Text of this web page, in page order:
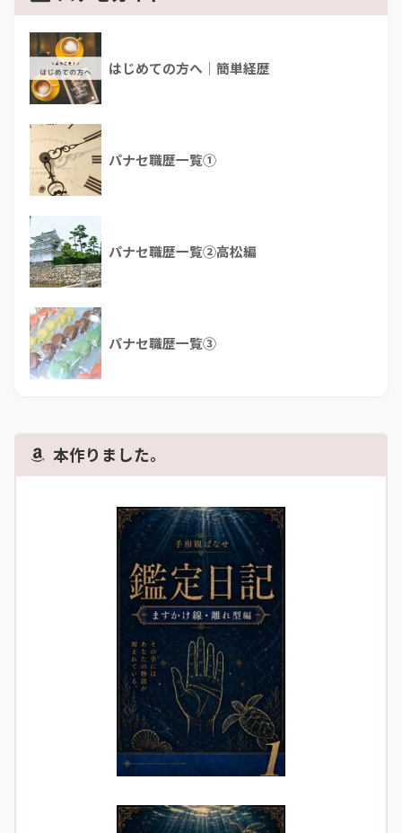
はじめての方へ｜簡単経歴
パナセ職歴一覧①
パナセ職歴一覧②高松編
パナセ職歴一覧③
本作りました。